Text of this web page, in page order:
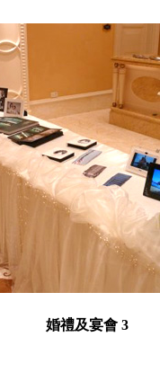
婚禮及宴會 3